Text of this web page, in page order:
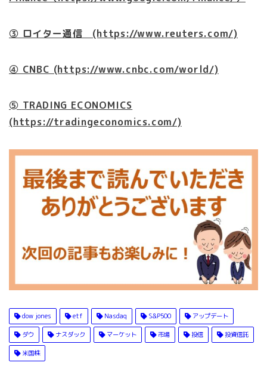
③ ロイター通信 (https://www.reuters.com/)
④ CNBC (https://www.cnbc.com/world/)
➄ TRADING ECONOMICS
(https://tradingeconomics.com/)
dow jones etf Nasdaq S&P500 アップデート
ダウ ナスダック マーケット 市場 投信 投資信託
米国株